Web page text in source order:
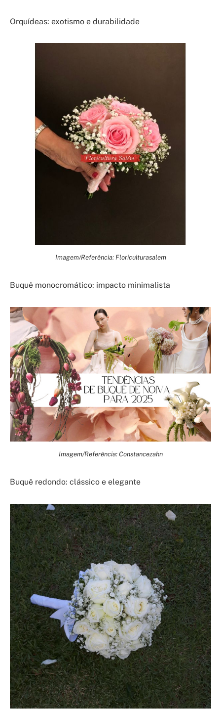
Orquídeas: exotismo e durabilidade
Imagem/Referência: Floriculturasalem
Buquê monocromático: impacto minimalista
Imagem/Referência: Constancezahn
Buquê redondo: clássico e elegante